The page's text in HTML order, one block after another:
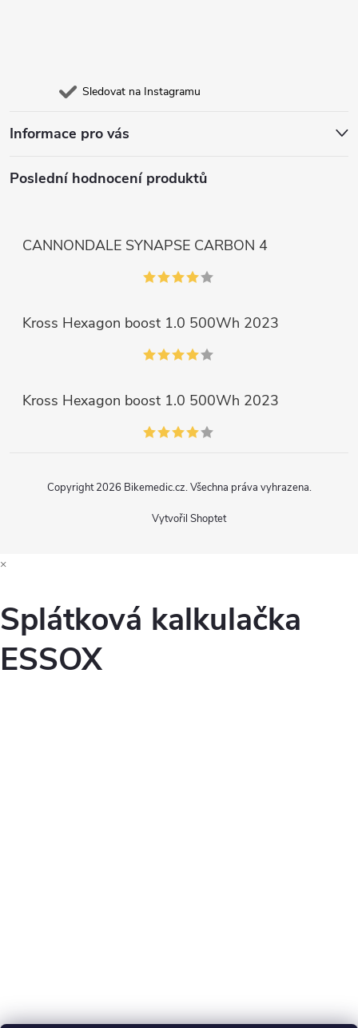
Sledovat na Instagramu
Informace pro vás
Poslední hodnocení produktů
CANNONDALE SYNAPSE CARBON 4
Kross Hexagon boost 1.0 500Wh 2023
Kross Hexagon boost 1.0 500Wh 2023
Vytvořil Shoptet
Copyright 2026 Bikemedic.cz. Všechna práva vyhrazena.
×
Splátková kalkulačka
ESSOX